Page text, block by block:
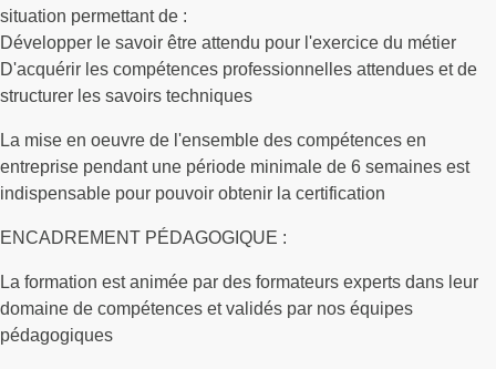
situation permettant de :
Développer le savoir être attendu pour l'exercice du métier
D'acquérir les compétences professionnelles attendues et de
structurer les savoirs techniques
La mise en oeuvre de l'ensemble des compétences en
entreprise pendant une période minimale de 6 semaines est
indispensable pour pouvoir obtenir la certification
ENCADREMENT PÉDAGOGIQUE :
La formation est animée par des formateurs experts dans leur
domaine de compétences et validés par nos équipes
pédagogiques